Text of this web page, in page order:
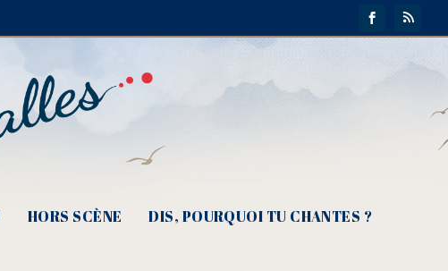
HORS SCÈNE DIS, POURQUOI TU CHANTES ?